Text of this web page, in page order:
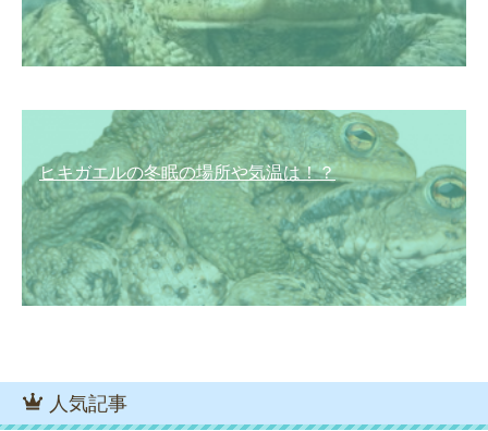
ヒキガエルの冬眠の場所や気温は！？
人気記事